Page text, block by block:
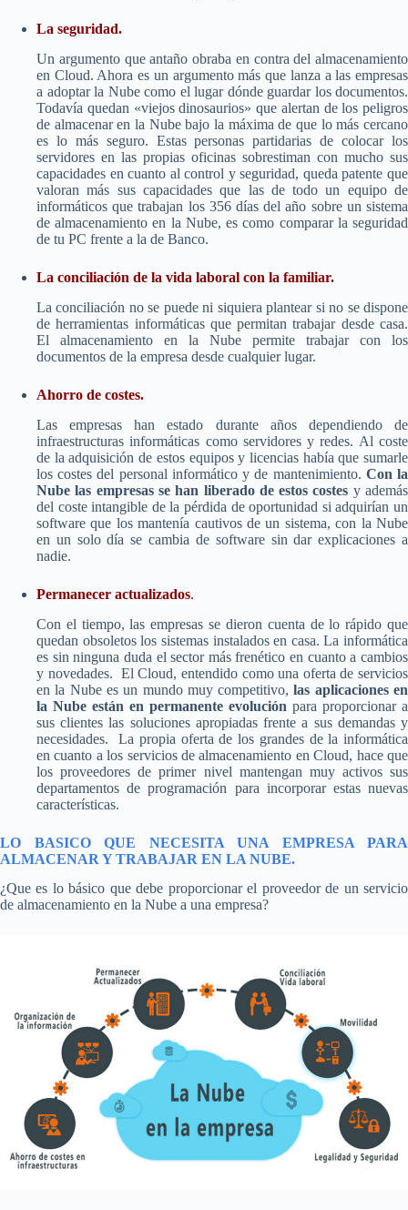
La seguridad.
Un argumento que antaño obraba en contra del almacenamiento
en Cloud. Ahora es un argumento más que lanza a las empresas
a adoptar la Nube como el lugar dónde guardar los documentos.
Todavía quedan «viejos dinosaurios» que alertan de los peligros
de almacenar en la Nube bajo la máxima de que lo más cercano
es lo más seguro. Estas personas partidarias de colocar los
servidores en las propias oficinas sobrestiman con mucho sus
capacidades en cuanto al control y seguridad, queda patente que
valoran más sus capacidades que las de todo un equipo de
informáticos que trabajan los 356 días del año sobre un sistema
de almacenamiento en la Nube, es como comparar la seguridad
de tu PC frente a la de Banco.
La conciliación de la vida laboral con la familiar.
La conciliación no se puede ni siquiera plantear si no se dispone
de herramientas informáticas que permitan trabajar desde casa.
El almacenamiento en la Nube permite trabajar con los
documentos de la empresa desde cualquier lugar.
Ahorro de costes.
Las empresas han estado durante años dependiendo de
infraestructuras informáticas como servidores y redes. Al coste
de la adquisición de estos equipos y licencias había que sumarle
los costes del personal informático y de mantenimiento. Con la
Nube las empresas se han liberado de estos costes y además
del coste intangible de la pérdida de oportunidad si adquirían un
software que los mantenía cautivos de un sistema, con la Nube
en un solo día se cambia de software sin dar explicaciones a
nadie.
Permanecer actualizados.
Con el tiempo, las empresas se dieron cuenta de lo rápido que
quedan obsoletos los sistemas instalados en casa. La informática
es sin ninguna duda el sector más frenético en cuanto a cambios
y novedades. El Cloud, entendido como una oferta de servicios
en la Nube es un mundo muy competitivo,las aplicaciones en
la Nube están en permanente evolución para proporcionar a
sus clientes las soluciones apropiadas frente a sus demandas y
necesidades. La propia oferta de los grandes de la informática
en cuanto a los servicios de almacenamiento en Cloud, hace que
los proveedores de primer nivel mantengan muy activos sus
departamentos de programación para incorporar estas nuevas
características.
LO BASICO QUE NECESITA UNA EMPRESA PARA
ALMACENAR Y TRABAJAR EN LA NUBE.
¿Que es lo básico que debe proporcionar el proveedor de un servicio
de almacenamiento en la Nube a una empresa?